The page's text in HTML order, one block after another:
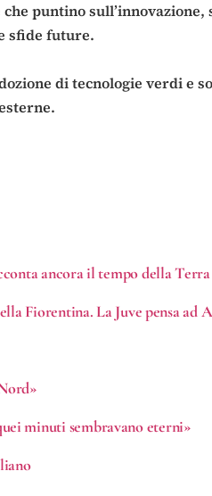
puntino
sfide future.
di tecnologie verdi
ancora il tempo della Terra
Fiorentina. La Juve pensa ad
minuti sembravano eterni»